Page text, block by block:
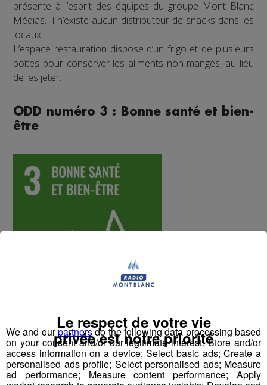
présente à l’esprit des équipes du groupe Mont Blanc
Médias. Il n’existe aucun distributeur de snacks dans les
locaux.
L’espace restauration dispose d’un frigo et de plusieurs
boîtes pour conserver les aliments non mangés, au lieu
de les jeter.
ODD numéro 3 : Bonne santé et bien-
être
Selon l’Organisation internationale du Travail et
l’Organisation mondiale de la Santé, les accidents de
travail et les maladies professionnelles tuent chaque
We and ourpartnersdo the following data processing based
on your consent and/or our legitimate interest: Store and/or
access information on a device; Select basic ads; Create a
personalised ads profile; Select personalised ads; Measure
ad performance; Measure content performance; Apply
Le respect de votre vie
privée est notre priorité